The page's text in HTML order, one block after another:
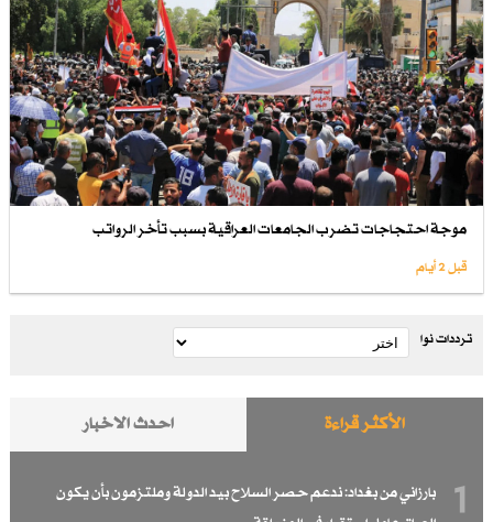
موجة احتجاجات تضرب الجامعات العراقية بسبب تأخر الرواتب
قبل 2 أيام
ترددات نوا
الأكثر قراءة احدث الاخبار
1
بارزاني من بغداد: ندعم حصر السلاح بيد الدولة وملتزمون بأن يكون